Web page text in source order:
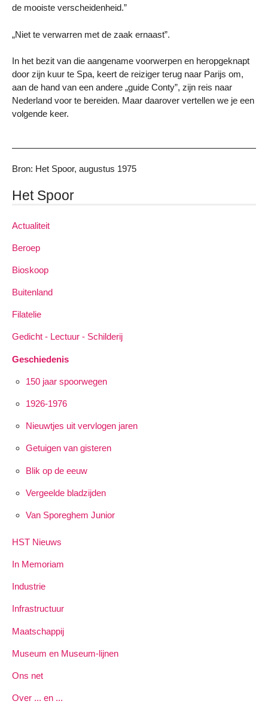
de mooiste verscheidenheid.”
„Niet te verwarren met de zaak ernaast”.
In het bezit van die aangename voorwerpen en heropgeknapt
door zijn kuur te Spa, keert de reiziger terug naar Parijs om,
aan de hand van een andere „guide Conty”, zijn reis naar
Nederland voor te bereiden. Maar daarover vertellen we je een
volgende keer.
Bron: Het Spoor, augustus 1975
Het Spoor
Actualiteit
Beroep
Bioskoop
Buitenland
Filatelie
Gedicht - Lectuur - Schilderij
Geschiedenis
150 jaar spoorwegen
1926-1976
Nieuwtjes uit vervlogen jaren
Getuigen van gisteren
Blik op de eeuw
Vergeelde bladzijden
Van Sporeghem Junior
HST Nieuws
In Memoriam
Industrie
Infrastructuur
Maatschappij
Museum en Museum-lijnen
Ons net
Over ... en ...